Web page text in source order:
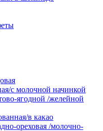
с молочной начинкой
ягодной /желейной
в какао
ореховая /молочно-